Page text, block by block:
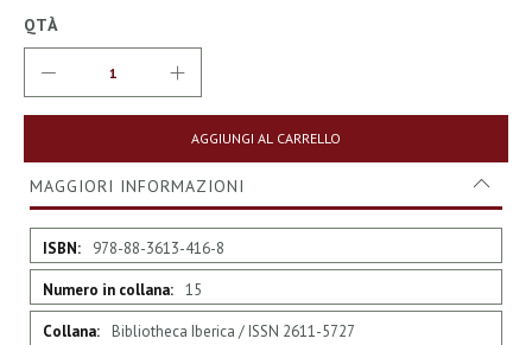
QTÀ
AGGIUNGI AL CARRELLO
MAGGIORI INFORMAZIONI
Informazioni978-88-3613-416-8
15
Bibliotheca Iberica / ISSN 2611-5727